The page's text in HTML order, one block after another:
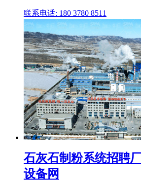
联系电话: 180 3780 8511
石灰石制粉系统招聘
设备网